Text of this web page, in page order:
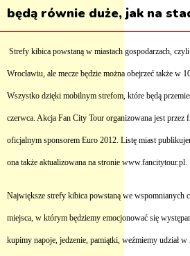
będą równie duże, jak na
Strefy kibica powstaną w miastach gospodarzach,
Wrocławiu, ale mecze będzie można obejrzeć także w
Wszystko dzięki mobilnym strefom, które będą
czerwca. Akcja Fan City Tour organizowana jest przez
oficjalnym sponsorem Euro 2012. Listę miast
ona także aktualizowana na stronie www.fancitytour.pl.
Największe strefy kibica powstaną we wspomnianych
miejsca, w którym będziemy emocjonować się
kupimy napoje, jedzenie, pamiątki, weźmiemy udział